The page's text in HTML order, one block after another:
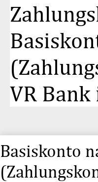
VR
Basiskonto